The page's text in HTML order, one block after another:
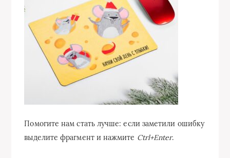
Помогите нам стать лучше: если заметили ошибку
выделите фрагмент и нажмите Ctrl+Enter.